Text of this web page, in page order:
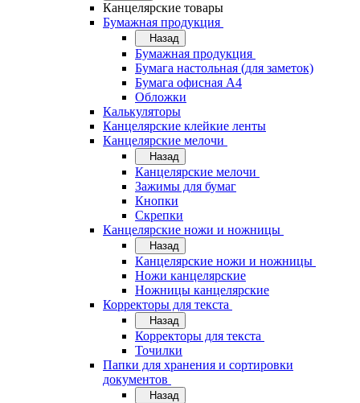
Канцелярские товары
Бумажная продукция
Назад
Бумажная продукция
Бумага настольная (для заметок)
Бумага офисная А4
Обложки
Калькуляторы
Канцелярские клейкие ленты
Канцелярские мелочи
Назад
Канцелярские мелочи
Зажимы для бумаг
Кнопки
Скрепки
Канцелярские ножи и ножницы
Назад
Канцелярские ножи и ножницы
Ножи канцелярские
Ножницы канцелярские
Корректоры для текста
Назад
Корректоры для текста
Точилки
Папки для хранения и сортировки
документов
Назад